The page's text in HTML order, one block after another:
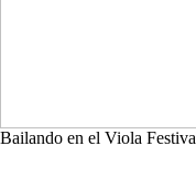
Bailando en el Viola